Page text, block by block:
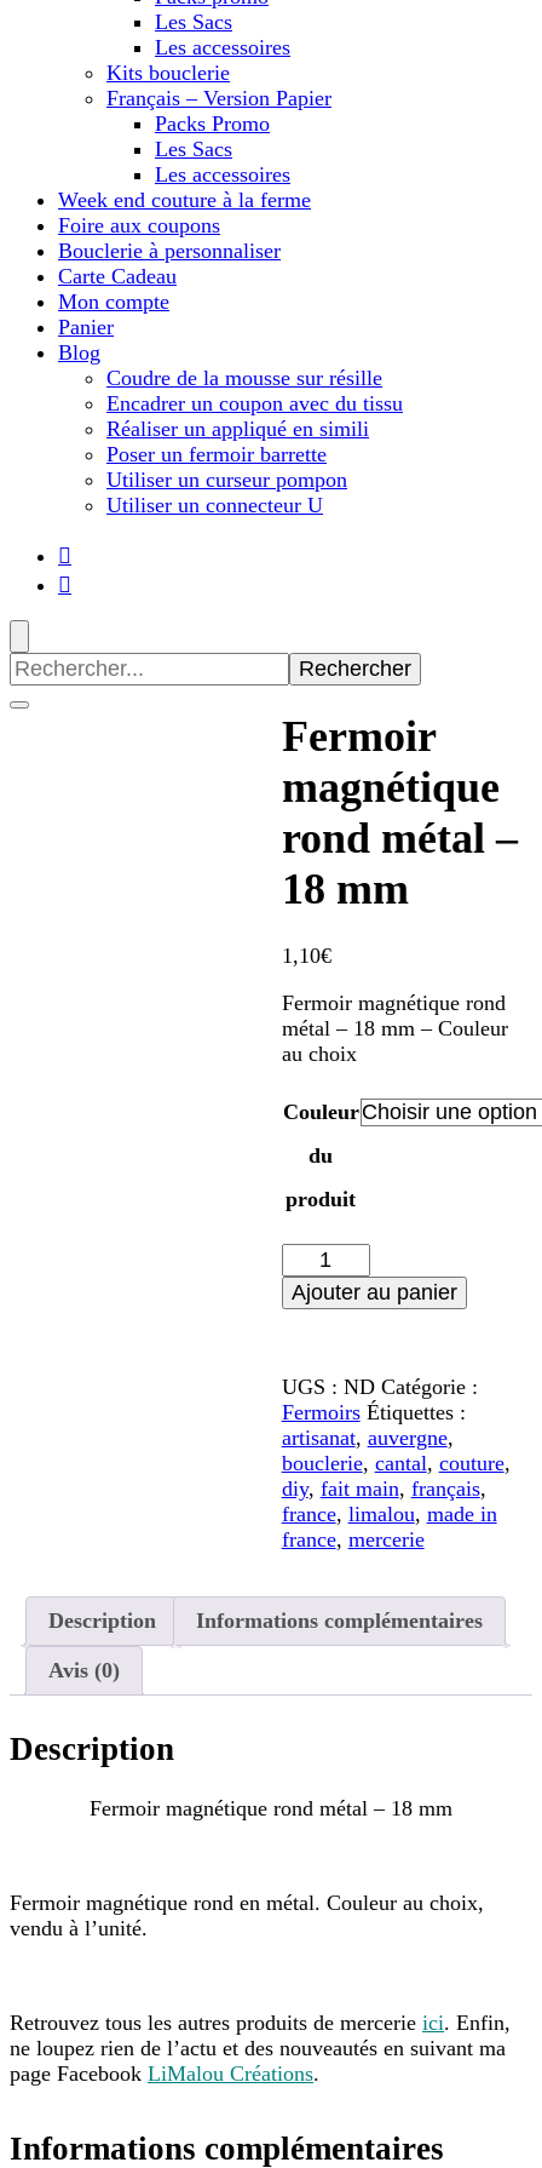
Les Sacs
Les accessoires
Kits bouclerie
Français – Version Papier
Packs Promo
Les Sacs
Les accessoires
Week end couture à la ferme
Foire aux coupons
Bouclerie à personnaliser
Carte Cadeau
Mon compte
Panier
Blog
Coudre de la mousse sur résille
Encadrer un coupon avec du tissu
Réaliser un appliqué en simili
Poser un fermoir barrette
Utiliser un curseur pompon
Utiliser un connecteur U
Recherche
pour
:
Fermoir
magnétique
rond métal –
18 mm
1,10€
Fermoir magnétique rond
métal – 18 mm – Couleur
au choix
Couleur
du
produit
quantité
de
Fermoir
métal
-
18
mm
Ajouter au panier
UGS : ND Catégorie :
Fermoirs Étiquettes :
artisanat, auvergne,
bouclerie, cantal, couture,
diy, fait main, français,
france, limalou, made in
france, mercerie
Description Informations complémentaires
Avis (0)
Description
Fermoir magnétique rond métal – 18 mm
Fermoir magnétique rond en métal. Couleur au choix,
vendu à l’unité.
Retrouvez tous les autres produits de mercerie ici. Enfin,
ne loupez rien de l’actu et des nouveautés en suivant ma
page Facebook LiMalou Créations.
Informations complémentaires